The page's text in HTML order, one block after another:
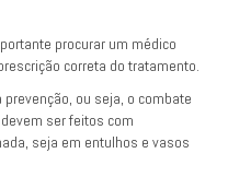
procurar um médico
correta do tratamento.
ou seja, o combate
ser feitos com
seja em entulhos e vasos